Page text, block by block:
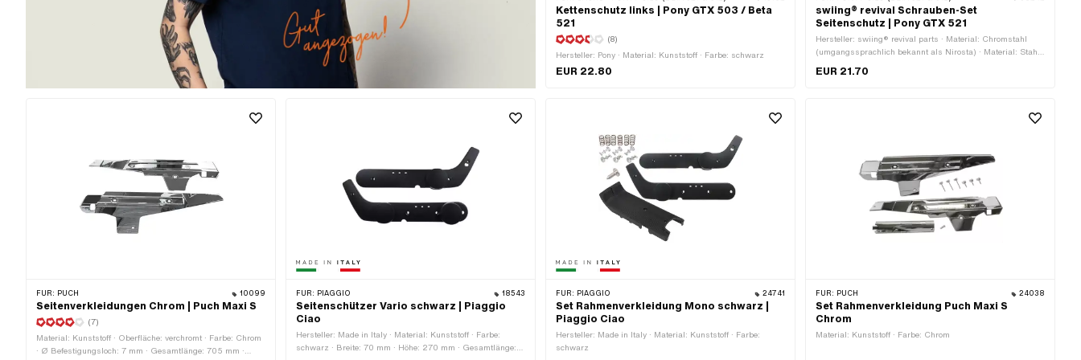
Kettenschutz links | Pony GTX 503 / Beta
521
(8)
Hersteller: Pony · Material: Kunststoff · Farbe: schwarz
EUR 22.80
swiing® revival Schrauben-Set
Seitenschutz | Pony GTX 521
Hersteller: swiing® revival parts · Material: Chromstahl
(umgangssprachlich bekannt als Nirosta) · Material: Stahl
rostfrei · Oberfläche: verzinkt (blau) · Anzahl Bestandteile:
EUR 21.70
FÜR: PUCH 10099
Seitenverkleidungen Chrom | Puch Maxi S
(7)
Material: Kunststoff · Oberfläche: verchromt · Farbe: Chrom
· Ø Befestigungsloch: 7 mm · Gesamtlänge: 705 mm ·
FÜR: PIAGGIO 18543
Seitenschützer Vario schwarz | Piaggio
Ciao
Hersteller: Made in Italy · Material: Kunststoff · Farbe:
schwarz · Breite: 70 mm · Höhe: 270 mm · Gesamtlänge:
FÜR: PIAGGIO 24741
Set Rahmenverkleidung Mono schwarz |
Piaggio Ciao
Hersteller: Made in Italy · Material: Kunststoff · Farbe:
schwarz
FÜR: PUCH 24038
Set Rahmenverkleidung Puch Maxi S
Chrom
Material: Kunststoff · Farbe: Chrom